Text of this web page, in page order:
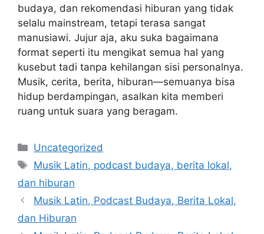
budaya, dan rekomendasi hiburan yang tidak
selalu mainstream, tetapi terasa sangat
manusiawi. Jujur aja, aku suka bagaimana
format seperti itu mengikat semua hal yang
kusebut tadi tanpa kehilangan sisi personalnya.
Musik, cerita, berita, hiburan—semuanya bisa
hidup berdampingan, asalkan kita memberi
ruang untuk suara yang beragam.
Categories
Uncategorized
Tags
Musik Latin, podcast budaya, berita lokal,
dan hiburan
Musik Latin, Podcast Budaya, Berita Lokal,
dan Hiburan